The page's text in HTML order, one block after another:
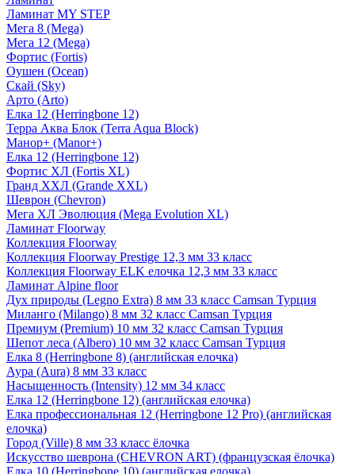
Ламинат MY STEP
Мега 8 (Mega)
Мега 12 (Mega)
Фортис (Fortis)
Оушен (Ocean)
Скай (Sky)
Арто (Arto)
Елка 12 (Herringbone 12)
Терра Аква Блок (Terra Aqua Block)
Манор+ (Manor+)
Елка 12 (Herringbone 12)
Фортис ХЛ (Fortis XL)
Гранд ХХЛ (Grande XXL)
Шеврон (Chevron)
Мега ХЛ Эволюция (Mega Evolution XL)
Ламинат Floorway
Коллекция Floorway
Коллекция Floorway Prestige 12,3 мм 33 класс
Коллекция Floorway ELK елочка 12,3 мм 33 класс
Ламинат Alpine floor
Дух природы (Legno Extra) 8 мм 33 класс Camsan Турция
Миланго (Milango) 8 мм 32 класс Camsan Турция
Премиум (Premium) 10 мм 32 класс Camsan Турция
Шепот леса (Albero) 10 мм 32 класс Camsan Турция
Елка 8 (Herringbone 8) (английская елочка)
Аура (Aura) 8 мм 33 класс
Насыщенность (Intensity) 12 мм 34 класс
Елка 12 (Herringbone 12) (английская елочка)
Елка профессиональная 12 (Herringbone 12 Pro) (английская
елочка)
Город (Ville) 8 мм 33 класс ёлочка
Искусство шеврона (CHEVRON ART) (французская ёлочка)
Елка 10 (Herringbone 10) (английская елочка)